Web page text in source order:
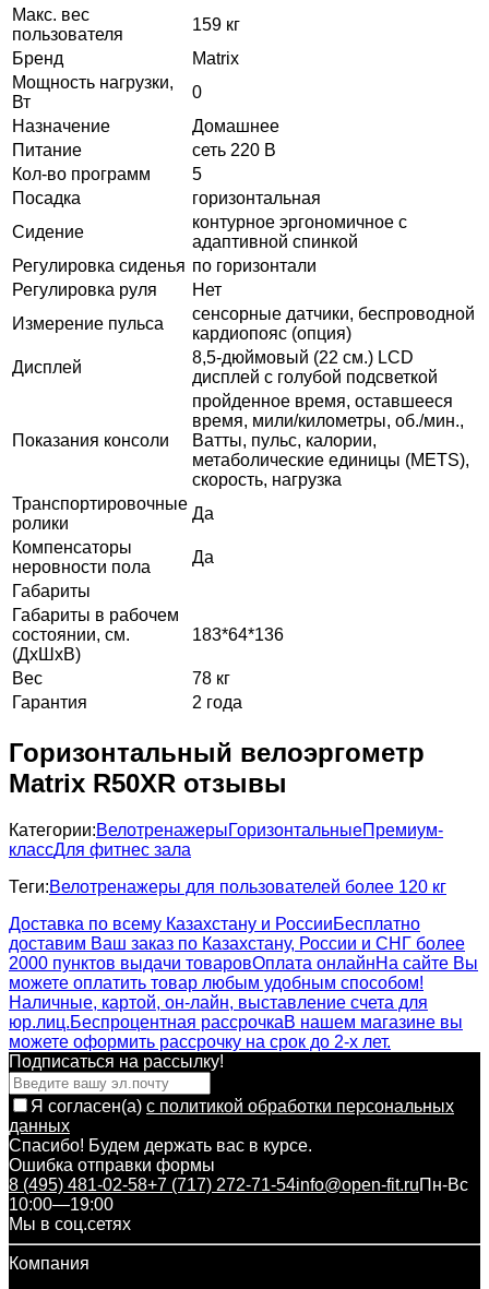
Макс. вес
пользователя
159 кг
Бренд
Matrix
Мощность нагрузки,
Вт
0
Назначение
Домашнее
Питание
сеть 220 В
Кол-во программ
5
Посадка
горизонтальная
Сидение
контурное эргономичное с
адаптивной спинкой
Регулировка сиденья по горизонтали
Регулировка руля
Нет
Измерение пульса
сенсорные датчики, беспроводной
кардиопояс (опция)
Дисплей
8,5-дюймовый (22 см.) LCD
дисплей с голубой подсветкой
Показания консоли
пройденное время, оставшееся
время, мили/километры, об./мин.,
Ватты, пульс, калории,
метаболические единицы (METS),
скорость, нагрузка
Транспортировочные
ролики
Да
Компенсаторы
неровности пола
Да
Габариты
Габариты в рабочем
состоянии, см.
(ДхШхВ)
183*64*136
Вес
78 кг
Гарантия
2 года
Горизонтальный велоэргометр
Matrix R50XR отзывы
Категории:ВелотренажерыГоризонтальныеПремиум-
классДля фитнес зала
Теги:Велотренажеры для пользователей более 120 кг
Доставка по всему Казахстану и РоссииБесплатно
доставим Ваш заказ по Казахстану, России и СНГ более
2000 пунктов выдачи товаровОплата онлайнНа сайте Вы
можете оплатить товар любым удобным способом!
Наличные, картой, он-лайн, выставление счета для
юр.лиц.Беспроцентная рассрочкаВ нашем магазине вы
можете оформить рассрочку на срок до 2-х лет.
Подписаться на рассылкy!
Я согласен(a) с политикой обработки персональных
данных
Спасибо! Будем держать вас в курсе.
Ошибка отправки формы
8 (495) 481-02-58+7 (717) 272-71-54info@open-fit.ruПн-Вс
10:00—19:00
Мы в соц.сетях
Компания